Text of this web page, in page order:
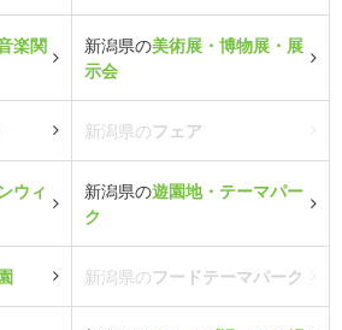
楽関
新潟県の美術展・博物展・展
示会
新潟県のフェア
ウィ
新潟県の遊園地・テーマパー
ク
新潟県のフードテーマパーク